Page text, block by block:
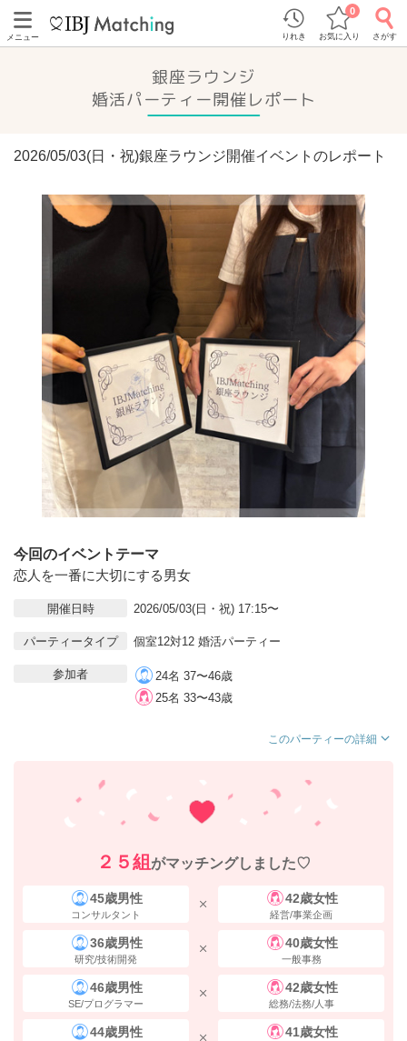
メニュー りれき お気に入り
0
さがす
銀座ラウンジ
婚活パーティー開催レポート
2026/05/03(日・祝)銀座ラウンジ開催イベントのレポート
今回のイベントテーマ
恋人を一番に大切にする男女
開催日時 2026/05/03(日・祝) 17:15〜
パーティータイプ 個室12対12 婚活パーティー
参加者
24名 37〜46歳
25名 33〜43歳
このパーティーの詳細
２５組 がマッチングしました♡
45歳男性
コンサルタント
42歳女性
経営/事業企画
36歳男性
研究/技術開発
40歳女性
一般事務
46歳男性
SE/プログラマー
42歳女性
総務/法務/人事
44歳男性 41歳女性